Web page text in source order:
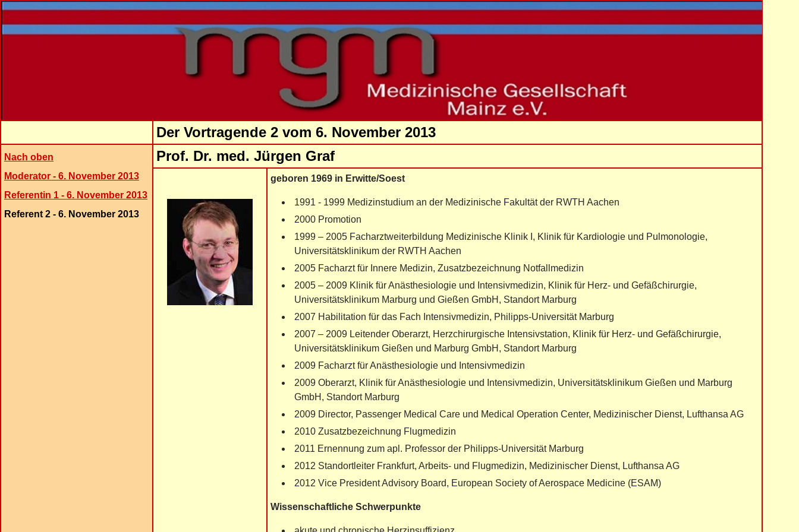
Der Vortragende 2 vom 6. November 2013
Nach oben
Moderator - 6. November 2013
Referentin 1 - 6. November 2013
Referent 2 - 6. November 2013
Prof. Dr. med. Jürgen Graf
geboren 1969 in Erwitte/Soest
1991 - 1999 Medizinstudium an der Medizinische Fakultät der RWTH Aachen
2000 Promotion
1999 – 2005 Facharztweiterbildung Medizinische Klinik I, Klinik für Kardiologie und Pulmonologie,
Universitätsklinikum der RWTH Aachen
2005 Facharzt für Innere Medizin, Zusatzbezeichnung Notfallmedizin
2005 – 2009 Klinik für Anästhesiologie und Intensivmedizin, Klinik für Herz- und Gefäßchirurgie,
Universitätsklinikum Marburg und Gießen GmbH, Standort Marburg
2007 Habilitation für das Fach Intensivmedizin, Philipps-Universität Marburg
2007 – 2009 Leitender Oberarzt, Herzchirurgische Intensivstation, Klinik für Herz- und Gefäßchirurgie,
Universitätsklinikum Gießen und Marburg GmbH, Standort Marburg
2009 Facharzt für Anästhesiologie und Intensivmedizin
2009 Oberarzt, Klinik für Anästhesiologie und Intensivmedizin, Universitätsklinikum Gießen und Marburg
GmbH, Standort Marburg
2009 Director, Passenger Medical Care und Medical Operation Center, Medizinischer Dienst, Lufthansa AG
2010 Zusatzbezeichnung Flugmedizin
2011 Ernennung zum apl. Professor der Philipps-Universität Marburg
2012 Standortleiter Frankfurt, Arbeits- und Flugmedizin, Medizinischer Dienst, Lufthansa AG
2012 Vice President Advisory Board, European Society of Aerospace Medicine (ESAM)
Wissenschaftliche Schwerpunkte